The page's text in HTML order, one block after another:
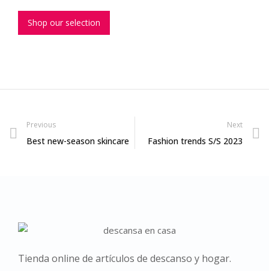
Shop our selection
Previous
Best new-season skincare
Next
Fashion trends S/S 2023
Tienda online de artículos de descanso y hogar.